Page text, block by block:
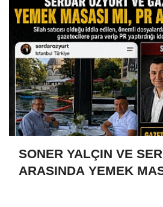
SONER YALÇIN VE
ARASINDA YEMEK